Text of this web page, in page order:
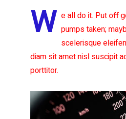
W e all do it. Put off
pumps taken;
scelerisque
diam sit amet nisl suscipit
porttitor.